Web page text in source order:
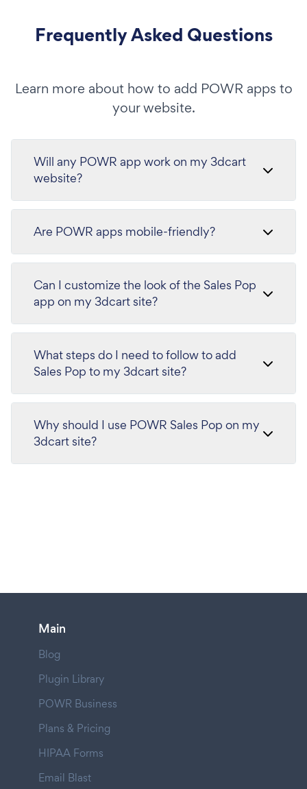
Frequently Asked Questions
Learn more about how to add POWR apps to
your website.
Will any POWR app work on my 3dcart
website?
Are POWR apps mobile-friendly?
Can I customize the look of the Sales Pop
app on my 3dcart site?
What steps do I need to follow to add
Sales Pop to my 3dcart site?
Why should I use POWR Sales Pop on my
3dcart site?
Main
Blog
Plugin Library
POWR Business
Plans & Pricing
HIPAA Forms
Email Blast